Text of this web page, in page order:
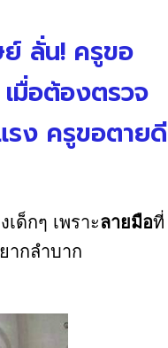
ลั่น! ครูขอ
มื่อต้องตรวจ
รง ครูขอตายดี
เด็กๆ เพราะลายมือที่
ยากลำบาก